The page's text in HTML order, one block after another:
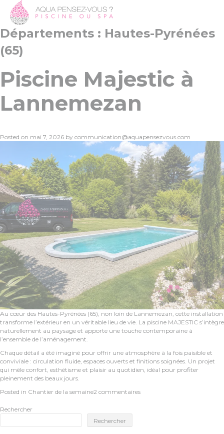
Départements : Hautes-Pyrénées
(65)
Piscine Majestic à
Lannemezan
Posted on mai 7, 2026 by communication@aquapensezvous.com
Au cœur des Hautes-Pyrénées (65), non loin de Lannemezan, cette installation
transforme l’extérieur en un véritable lieu de vie. La piscine MAJESTIC s’intègre
naturellement au paysage et apporte une touche contemporaine à
l’ensemble de l’aménagement.
Chaque détail a été imaginé pour offrir une atmosphère à la fois paisible et
conviviale : circulation fluide, espaces ouverts et finitions soignées. Un projet
qui mêle confort, esthétisme et plaisir au quotidien, idéal pour profiter
pleinement des beaux jours.
Posted in Chantier de la semaine2 commentairessur
Rechercher
Rechercher